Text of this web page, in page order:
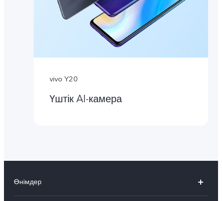
vivo Y20
Үштік AI-камера
Өнімдер